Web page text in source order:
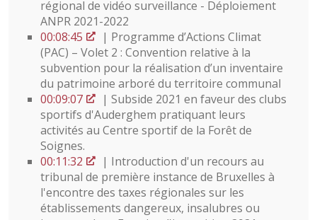
régional de vidéo surveillance - Déploiement
ANPR 2021-2022
00:08:45
| Programme d’Actions Climat
(PAC) – Volet 2 : Convention relative à la
subvention pour la réalisation d’un inventaire
du patrimoine arboré du territoire communal
00:09:07
| Subside 2021 en faveur des clubs
sportifs d'Auderghem pratiquant leurs
activités au Centre sportif de la Forêt de
Soignes.
00:11:32
| Introduction d'un recours au
tribunal de première instance de Bruxelles à
l'encontre des taxes régionales sur les
établissements dangereux, insalubres ou